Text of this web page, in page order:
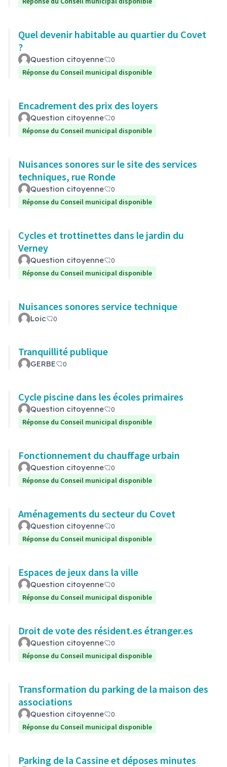
Quel devenir habitable au quartier du Covet
?
Question citoyenne
0
Réponse du Conseil municipal disponible
Encadrement des prix des loyers
Question citoyenne
0
Réponse du Conseil municipal disponible
Nuisances sonores sur le site des services
techniques, rue Ronde
Question citoyenne
0
Réponse du Conseil municipal disponible
Cycles et trottinettes dans le jardin du
Verney
Question citoyenne
0
Réponse du Conseil municipal disponible
Nuisances sonores service technique
Loic 0
Tranquillité publique
GERBE 0
Cycle piscine dans les écoles primaires
Question citoyenne
0
Réponse du Conseil municipal disponible
Fonctionnement du chauffage urbain
Question citoyenne
0
Réponse du Conseil municipal disponible
Aménagements du secteur du Covet
Question citoyenne
0
Réponse du Conseil municipal disponible
Espaces de jeux dans la ville
Question citoyenne
0
Réponse du Conseil municipal disponible
Droit de vote des résident.es étranger.es
Question citoyenne
0
Réponse du Conseil municipal disponible
Transformation du parking de la maison des
associations
Question citoyenne
0
Réponse du Conseil municipal disponible
Parking de la Cassine et déposes minutes